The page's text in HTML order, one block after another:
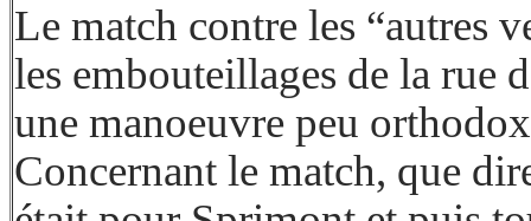
Le match contre les “autres
les embouteillages de la rue
une manoeuvre peu
Concernant le match, que